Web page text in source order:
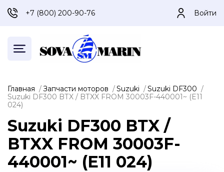
+7 (800) 200-90-76 Войти
Главная Запчасти моторов Suzuki
Suzuki DF300
Suzuki DF300 BТX / BТXX FROM 30003F-440001~ (E11
024)
Suzuki DF300 BТX /
BТXX FROM 30003F-
440001~ (E11 024)